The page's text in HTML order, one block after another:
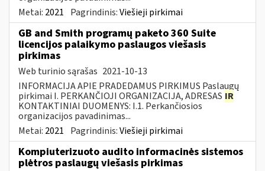
Metai: 2021 Pagrindinis:Viešieji pirkimai
GB and Smith programų paketo 360 Suite
licencijos palaikymo paslaugos viešasis
pirkimas
Web turinio sąrašas 2021-10-13
INFORMACIJA APIE PRADEDAMUS PIRKIMUS Paslaugų
pirkimai I. PERKANČIOJI ORGANIZACIJA, ADRESAS IR
KONTAKTINIAI DUOMENYS: I.1. Perkančiosios
organizacijos pavadinimas...
Metai: 2021 Pagrindinis:Viešieji pirkimai
Kompiuterizuoto audito informacinės sistemos
plėtros paslaugų viešasis pirkimas